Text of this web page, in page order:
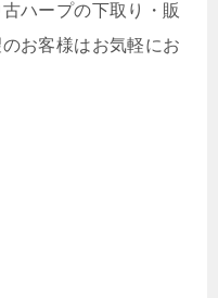
ハープの下取り・販
お客様はお気軽にお